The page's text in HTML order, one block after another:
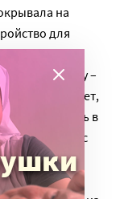
на
для
С
одежду –
юбке или нет,
нужную вещь в
можно лишь с
пор не